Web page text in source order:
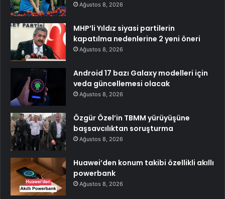
Ağustos 8, 2026
MHP’li Yıldız siyasi partilerin
kapatılma nedenlerine 2 yeni öneri
Ağustos 8, 2026
Android 17 bazı Galaxy modelleri için
veda güncellemesi olacak
Ağustos 8, 2026
Özgür Özel’in TBMM yürüyüşüne
başsavcılıktan soruşturma
Ağustos 8, 2026
Huawei’den konum takibi özellikli akıllı
powerbank
Ağustos 8, 2026